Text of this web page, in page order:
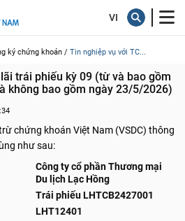
ký chứng khoán / Tin nghiệp vụ với TC...
trái phiếu kỳ 09 (từ và bao gồm
không bao gồm ngày 23/5/2026)
chứng khoán Việt Nam (VSDC) thông
như sau:
Công ty cổ phần Thương mại
Du lịch Lạc Hồng
Trái phiếu LHTCB2427001
LHT12401